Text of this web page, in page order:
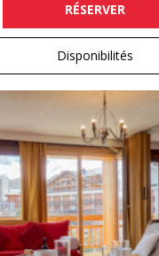
RÉSERVER
Disponibilités